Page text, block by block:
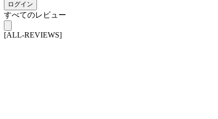
ログイン
すべてのレビュー
[ALL-REVIEWS]